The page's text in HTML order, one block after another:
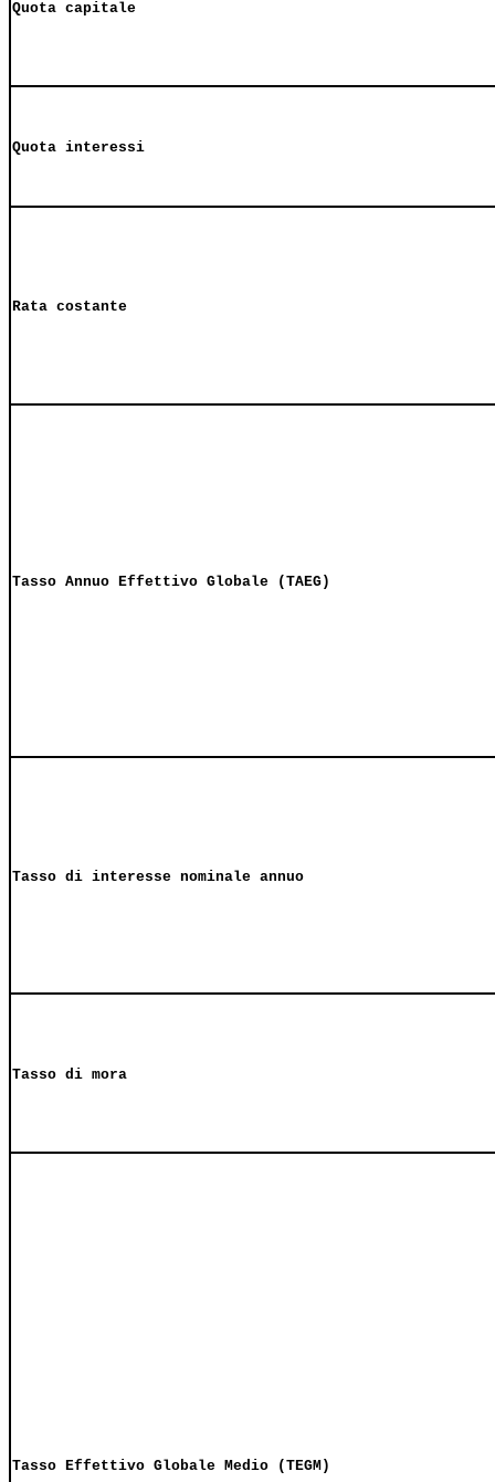
Quota capitale
Quota interessi
Rata costante
Tasso Annuo Effettivo Globale (TAEG)
Tasso di interesse nominale annuo
Tasso di mora
Tasso Effettivo Globale Medio (TEGM)